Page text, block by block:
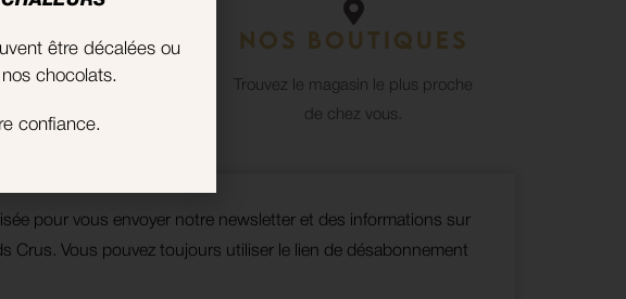
sécurisé
avec Stripe, Apple Pay
et Google Pay.
Nos boutiques
Trouvez le magasin le plus proche
de chez vous.
pour vous envoyer notre newsletter et des informations sur
Crus. Vous pouvez toujours utiliser le lien de désabonnement
être décalées ou
chocolats.
confiance.